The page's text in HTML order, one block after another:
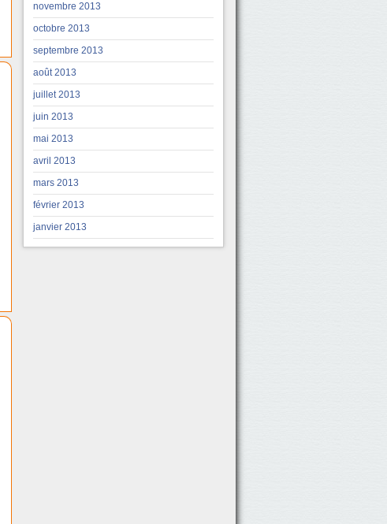
novembre 2013
octobre 2013
septembre 2013
août 2013
juillet 2013
juin 2013
mai 2013
avril 2013
mars 2013
février 2013
janvier 2013